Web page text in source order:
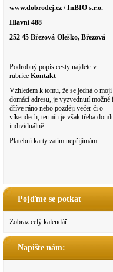
www.dobrodej.cz / InBIO s.r.o.
Hlavní 488
252 45 Březová-Oleško, Březová
Podrobný popis cesty najdete v
rubrice Kontakt
Vzhledem k tomu, že se jedná o moji
domácí adresu, je vyzvednutí možné i
dříve ráno nebo později večer či o
víkendech, termín je však třeba
individuálně.
Platební karty zatím nepřijímám.
Pojďme se potkat
Zobraz celý kalendář
Napište nám: